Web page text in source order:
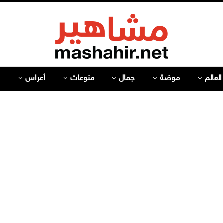
موضة جمال منوعات أعراس